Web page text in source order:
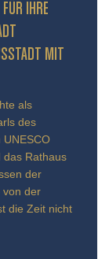
IHRE PR
MIT HIS
als
des
das Rathaus
der
von der
die Zeit nicht